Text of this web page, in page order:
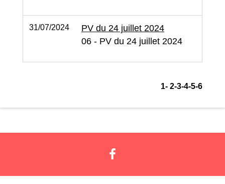
31/07/2024
PV du 24 juillet 2024
06 - PV du 24 juillet 2024
1- 2-3-4-5-6